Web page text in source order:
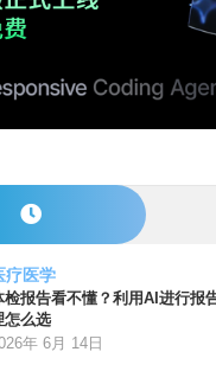
疗医学
检报告看不懂？利用AI进行报
怎么选
年 6月 14日